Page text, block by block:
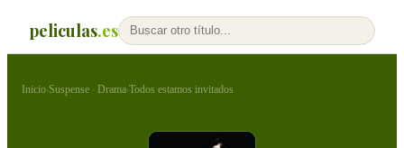
peliculas.es
Inicio›Suspense · Drama›Todos estamos invitados